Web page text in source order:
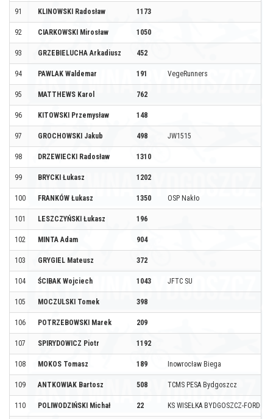
91 KLINOWSKI Radosław 1173
92 CIARKOWSKI Mirosław 1050
93 GRZEBIELUCHA Arkadiusz 452
94 PAWLAK Waldemar 191 VegeRunners
95 MATTHEWS Karol 762
96 KITOWSKI Przemysław 148
97 GROCHOWSKI Jakub 498 JW1515
98 DRZEWIECKI Radosław 1310
99 BRYCKI Łukasz 1202
100 FRANKÓW Łukasz 1350 OSP Nakło
101 LESZCZYŃSKI Łukasz 196
102 MINTA Adam 904
103 GRYGIEL Mateusz 372
104 ŚCIBAK Wojciech 1043 JFTC SU
105 MOCZULSKI Tomek 398
106 POTRZEBOWSKI Marek 209
107 SPIRYDOWICZ Piotr 1192
108 MOKOS Tomasz 189 Inowrocław Biega
109 ANTKOWIAK Bartosz 508 TCMS PESA Bydgoszcz
110 POLIWODZIŃSKI Michał 22 KS WISEŁKA BYDGOSZCZ-FORDON